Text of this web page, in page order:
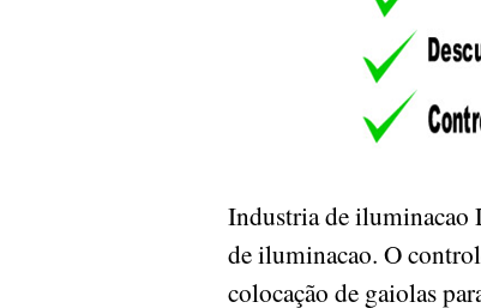
Industria de iluminacao
de iluminacao. O
colocação de gaiolas